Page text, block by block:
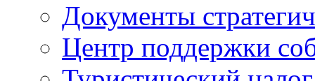
Документы
Центр поддержки